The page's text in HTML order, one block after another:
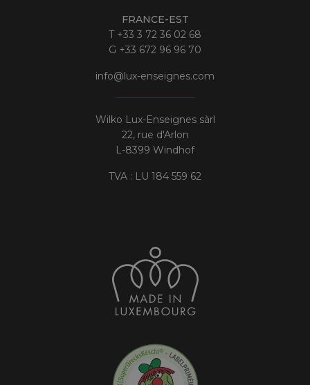
FRANCE-EST
T +33 3 72 36 02 68
G +33 672 96 96 70
info@lux-enseignes.com
Wilko Lux-Enseignes sàrl
22, rue d'Arlon
L-8399 Windhof
TVA : LU 184 559 62